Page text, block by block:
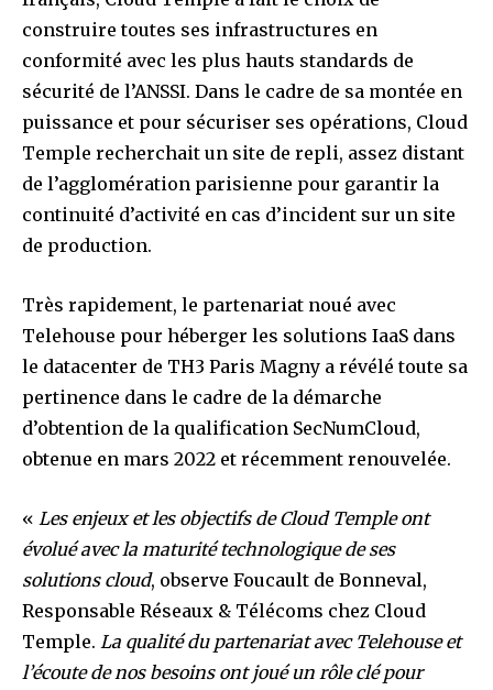
construire toutes ses infrastructures en
conformité avec les plus hauts standards de
sécurité de l’ANSSI. Dans le cadre de sa montée en
puissance et pour sécuriser ses opérations, Cloud
Temple recherchait un site de repli, assez distant
de l’agglomération parisienne pour garantir la
continuité d’activité en cas d’incident sur un site
de production.
Très rapidement, le partenariat noué avec
Telehouse pour héberger les solutions IaaS dans
le datacenter de TH3 Paris Magny a révélé toute sa
pertinence dans le cadre de la démarche
d’obtention de la qualification SecNumCloud,
obtenue en mars 2022 et récemment renouvelée.
« Les enjeux et les objectifs de Cloud Temple ont
évolué avec la maturité technologique de ses
solutions cloud, observe Foucault de Bonneval,
Responsable Réseaux & Télécoms chez Cloud
Temple. La qualité du partenariat avec Telehouse et
l’écoute de nos besoins ont joué un rôle clé pour